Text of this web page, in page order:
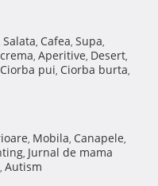
Salata, Cafea, Supa,
, Aperitive, Desert,
Ciorba pui, Ciorba burta,
, Mobila, Canapele,
, Jurnal de mama
, Autism